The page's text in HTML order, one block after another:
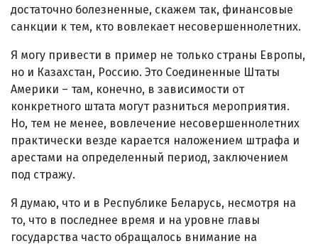
достаточно болезненные, скажем так, финансовые
санкции к тем, кто вовлекает несовершеннолетних.
Я могу привести в пример не только страны Европы,
но и Казахстан, Россию. Это Соединенные Штаты
Америки – там, конечно, в зависимости от
конкретного штата могут разниться мероприятия.
Но, тем не менее, вовлечение несовершеннолетних
практически везде карается наложением штрафа и
арестами на определенный период, заключением
под стражу.
Я думаю, что и в Республике Беларусь, несмотря на
то, что в последнее время и на уровне главы
государства часто обращалось внимание на